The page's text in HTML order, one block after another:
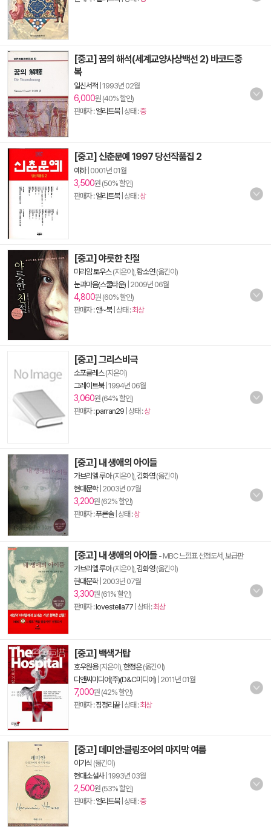
[중고] 꿈의 해석(세계교양사상백선 2) 바코드중
복
일신서적 1993년 02월
6,000원 (40% 할인)
판매자 :엘리트북| 상태 :중
[중고] 신춘문예 1997 당선작품집 2
예하| 0001년 01월
3,500원 (50% 할인)
판매자 :엘리트북| 상태 :상
[중고] 야릇한 친절
미리암 토우스(지은이), 황소연(옮긴이)
눈과마음(스쿨타운) 2009년 06월
4,800원 (60% 할인)
판매자 :앤~북| 상태 :최상
[중고] 그리스비극
소포클레스(지은이)
그레이트북| 1994년 06월
3,060원 (64% 할인)
판매자 :parran29 | 상태 :상
[중고] 내 생애의 아이들
가브리엘 루아(지은이), 김화영(옮긴이)
현대문학| 2003년 07월
3,200원 (62% 할인)
판매자 :푸른솔| 상태 :상
[중고] 내 생애의 아이들 - MBC 느낌표 선정도서, 보급판
가브리엘 루아(지은이), 김화영(옮긴이)
현대문학| 2003년 07월
3,300원 (61% 할인)
판매자 :lovestella77 | 상태 :최상
[중고] 백색거탑
호우원용(지은이), 한정은(옮긴이)
디앤씨미디어(주)(D&C미디어) 2011년 01월
7,000원 (42% 할인)
판매자 :짐정리끝| 상태 :최상
[중고] 데미안:클링조어의 마지막 여름
이기식 (옮긴이)
현대소설사| 1993년 03월
2,500원 (53% 할인)
판매자 :엘리트북| 상태 :중